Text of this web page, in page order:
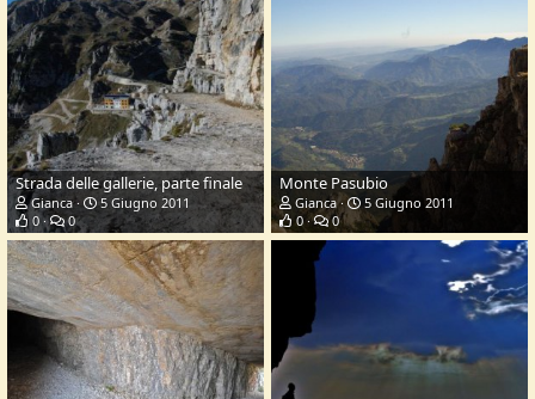
Strada delle gallerie, parte finale
Gianca
5 Giugno 2011
0
0
Monte Pasubio
Gianca
5 Giugno 2011
0
0